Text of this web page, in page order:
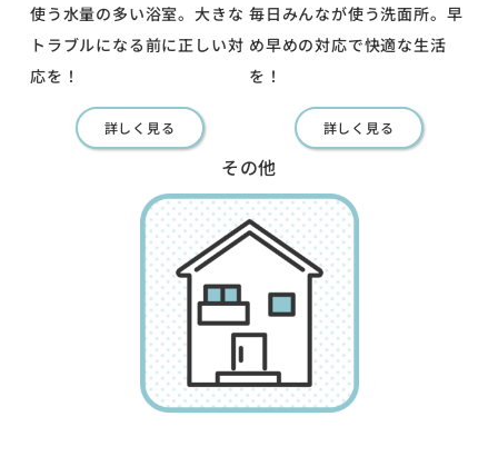
使う水量の多い浴室。大きな
トラブルになる前に正しい対
応を！
詳しく見る
毎日みんなが使う洗面所。早
め早めの対応で快適な生活
を！
詳しく見る
その他